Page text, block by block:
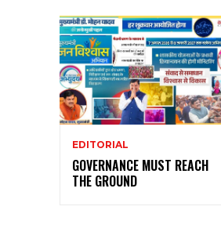
EDITORIAL
GOVERNANCE MUST REACH
THE GROUND